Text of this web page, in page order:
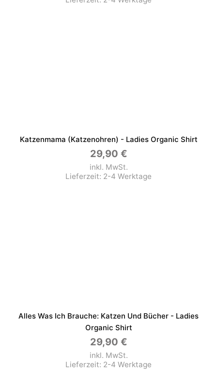
Katzenmama (Katzenohren) - Ladies Organic Shirt
29,90 €
inkl. MwSt.
Lieferzeit: 2-4 Werktage
Alles Was Ich Brauche: Katzen Und Bücher - Ladies
Organic Shirt
29,90 €
inkl. MwSt.
Lieferzeit: 2-4 Werktage